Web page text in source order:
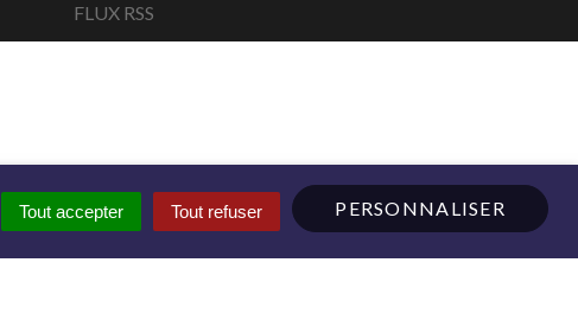
Tout accepter Tout refuser PERSONNALISER
FLUX RSS